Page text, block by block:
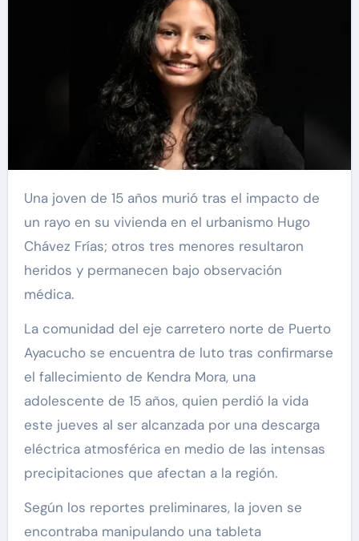
Una joven de 15 años murió tras el impacto de
un rayo en su vivienda en el urbanismo Hugo
Chávez Frías; otros tres menores resultaron
heridos y permanecen bajo observación
médica.
La comunidad del eje carretero norte de Puerto
Ayacucho se encuentra de luto tras confirmarse
el fallecimiento de Kendra Mora, una
adolescente de 15 años, quien perdió la vida
este jueves al ser alcanzada por una descarga
eléctrica atmosférica en medio de las intensas
precipitaciones que afectan a la región.
Según los reportes preliminares, la joven se
encontraba manipulando una tableta